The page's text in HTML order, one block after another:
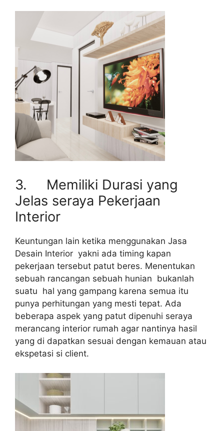
3. Memiliki Durasi yang
Jelas seraya Pekerjaan
Interior
Keuntungan lain ketika menggunakan Jasa
Desain Interior yakni ada timing kapan
pekerjaan tersebut patut beres. Menentukan
sebuah rancangan sebuah hunian bukanlah
suatu hal yang gampang karena semua itu
punya perhitungan yang mesti tepat. Ada
beberapa aspek yang patut dipenuhi seraya
merancang interior rumah agar nantinya hasil
yang di dapatkan sesuai dengan kemauan atau
ekspetasi si client.